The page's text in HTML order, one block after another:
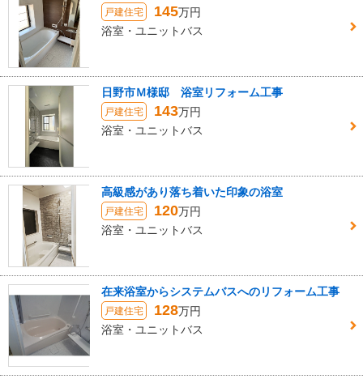
戸建住宅 145万円
浴室・ユニットバス
日野市Ｍ様邸 浴室リフォーム工事
戸建住宅 143万円
浴室・ユニットバス
高級感があり落ち着いた印象の浴室
戸建住宅 120万円
浴室・ユニットバス
在来浴室からシステムバスへのリフォーム工事
戸建住宅 128万円
浴室・ユニットバス